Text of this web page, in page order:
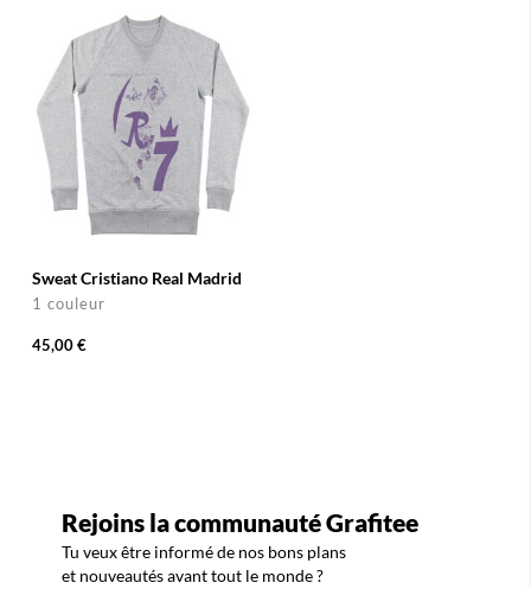
Sweat Cristiano Real Madrid
1 couleur
45,00 €
Rejoins la communauté Grafitee
Tu veux être informé de nos bons plans
et nouveautés avant tout le monde ?